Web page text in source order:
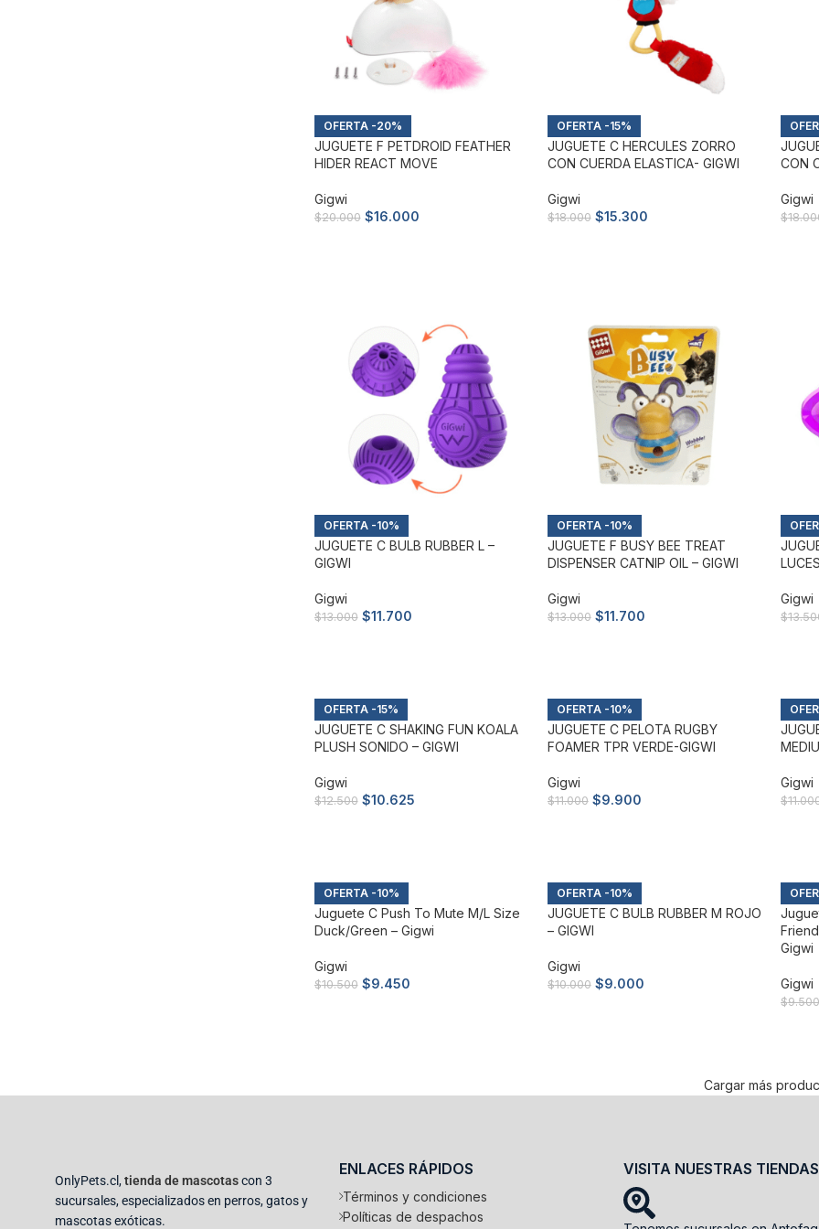
-20%
JUGUETE F PETDROID FEATHER
HIDER REACT MOVE
Gigwi
$20.000 $16.000
-15%
JUGUETE C HERCULES ZORRO
CON CUERDA ELASTICA- GIGWI
Gigwi
$18.000 $15.300
CON
Gigwi
$
-10%
JUGUETE C BULB RUBBER L –
GIGWI
Gigwi
$13.000 $11.700
-10%
JUGUETE F BUSY BEE TREAT
DISPENSER CATNIP OIL – GIGWI
Gigwi
$13.000 $11.700
Gigwi
$
-15%
JUGUETE C SHAKING FUN KOALA
PLUSH SONIDO – GIGWI
Gigwi
$12.500 $10.625
-10%
JUGUETE C PELOTA RUGBY
FOAMER TPR VERDE-GIGWI
Gigwi
$11.000 $9.900
Gigwi
$
-10%
Juguete C Push To Mute M/l Size
Duck/green – Gigwi
Gigwi
$10.500 $9.450
-10%
JUGUETE C BULB RUBBER M ROJO
– GIGWI
Gigwi
$10.000 $9.000
Gigwi
Gigwi
$9.500
Cargar más
OnlyPets.cl,tienda de mascotascon 3
sucursales, especializados en perros, gatos y
mascotas exóticas.
ENLACES RÁPIDOS
Términos y condiciones
Políticas de despachos
VISITA NUESTRAS TIENDAS